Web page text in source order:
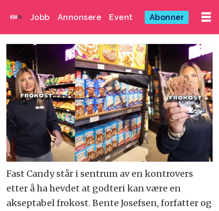
Jobb Annonsere Event Abonner
Fast Candy står i sentrum av en kontrovers
etter å ha hevdet at godteri kan være en
akseptabel frokost. Bente Josefsen, forfatter og